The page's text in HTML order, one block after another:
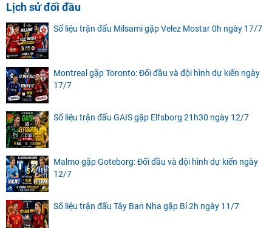
Lịch sử đối đầu
Số liệu trận đấu Milsami gặp Velez Mostar 0h ngày 17/7
Montreal gặp Toronto: Đối đầu và đội hình dự kiến ngày
17/7
Số liệu trận đấu GAIS gặp Elfsborg 21h30 ngày 12/7
Malmo gặp Goteborg: Đối đầu và đội hình dự kiến ngày
12/7
Số liệu trận đấu Tây Ban Nha gặp Bỉ 2h ngày 11/7